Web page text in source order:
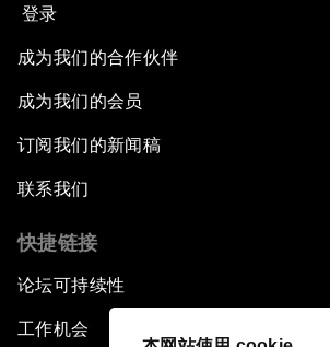
登录
成为我们的合作伙伴
成为我们的会员
订阅我们的新闻稿
联系我们
快捷链接
论坛可持续性
工作机会